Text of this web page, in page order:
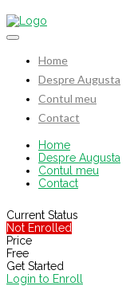
Home
Despre Augusta
Contul meu
Contact
Home
Despre Augusta
Contul meu
Contact
Current Status
Not Enrolled
Price
Free
Get Started
Login to Enroll